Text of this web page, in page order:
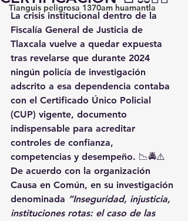
Tianguis peligrosa 1370am huamantla
La crisis institucional dentro de la
Fiscalía General de Justicia de
Tlaxcala vuelve a quedar expuesta
tras revelarse que durante 2024
ningún policía de investigación
adscrito a esa dependencia contaba
con el Certificado Único Policial
(CUP) vigente, documento
indispensable para acreditar
controles de confianza,
competencias y desempeño. 📉🚔⚠️
De acuerdo con la organización
Causa en Común, en su investigación
denominada “Inseguridad, injusticia,
instituciones rotas: el caso de las